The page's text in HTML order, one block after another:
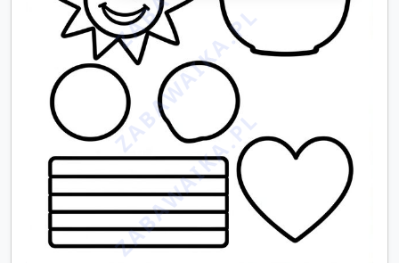
ZABAWAIKA.PL
ZABAWAIKA.PL